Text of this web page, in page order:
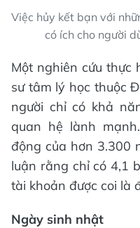
Việc hủy kết bạn với
có ích cho người
Một nghiên cứu thực
sư tâm lý học thuộc
người chỉ có khả
quan hệ lành
động của hơn 3.300
luận rằng chỉ có 4,1
tài khoản được coi là
Ngày sinh nhật